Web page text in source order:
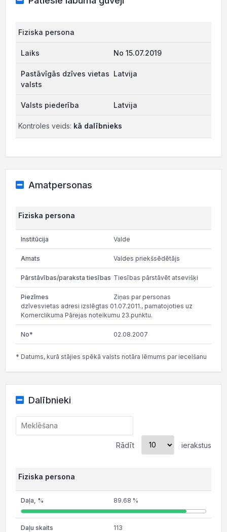
Fiziska persona
No 15.07.2019
Latvija
Latvija
Kontroles veids: kā dalībnieks
Amatpersonas
Fiziska persona
Valde
Valdes priekšsēdētājs
Tiesības pārstāvēt atsevišķi
Ziņas par personas
dzīvesvietas adresi izslēgtas 01.07.2011., pamatojoties uz
Komerclikuma Pārejas noteikumu 23.punktu.
02.08.2007
* Datums, kurā stājies spēkā valsts notāra lēmums par iecelšanu
Dalībnieki
Rādīt ierakstus
Fiziska persona
89.68 %
113